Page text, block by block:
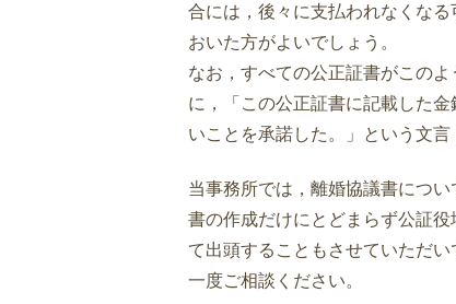
合には，後々に支払われなくな
おいた方がよいでしょう。
なお，すべての公正証書がこの
に，「この公正証書に記載した
いことを承諾した。」という文
当事務所では，離婚協議書につ
書の作成だけにとどまらず公証
て出頭することもさせていただ
一度ご相談ください。